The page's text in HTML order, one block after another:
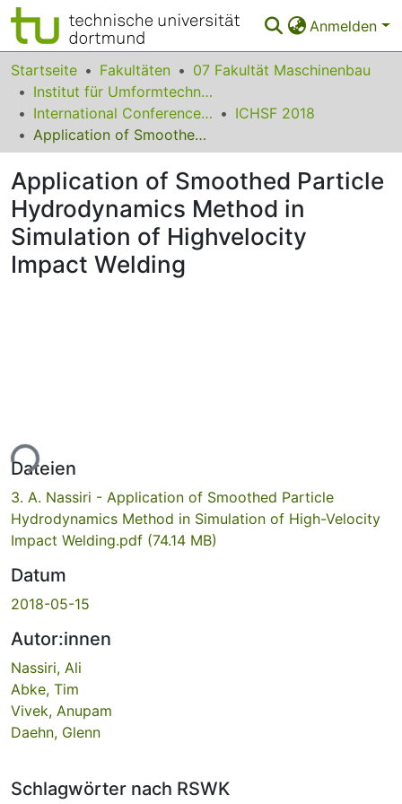
Anmelden
Bereiche & Sammlungen
Das gesamte Repositorium
Statistiken
FAQ
Leitlinien
Zurück zur Startseite
Startseite Fakultäten
07 Fakultät Maschinenbau
Institut für Umformtechnik und Leichtbau
International Conference on High Speed Forming
ICHSF 2018
Application of Smoothed Particle Hydrodynamics Method in Simulation of Highvelocity Impact Welding
Application of Smoothed Particle
Hydrodynamics Method in
Simulation of Highvelocity
Impact Welding
Dateien
3. A. Nassiri - Application of Smoothed Particle
Hydrodynamics Method in Simulation of High-Velocity
Impact Welding.pdf (74.14 MB)
Datum
2018-05-15
Autor:innen
Nassiri, Ali
Abke, Tim
Vivek, Anupam
Daehn, Glenn
Schlagwörter nach RSWK